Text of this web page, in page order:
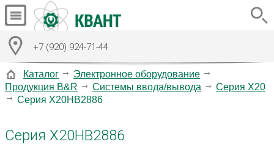
+7 (920) 924-71-44
Каталог
Электронное оборудование
Продукция B&R
Системы ввода/вывода
Серия X20
Серия X20HB2886
Серия X20HB2886